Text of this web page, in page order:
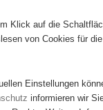
Initiativen Projekte
Klick auf die
von Cookies für
Einstellungen
informieren wir